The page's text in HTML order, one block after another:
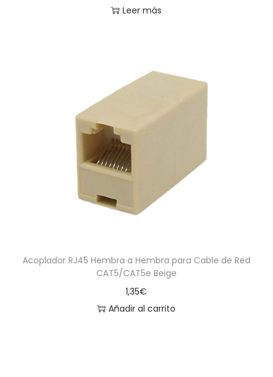
Leer más
Acoplador RJ45 Hembra a Hembra para Cable de Red
CAT5/CAT5e Beige
1,35€
Añadir al carrito